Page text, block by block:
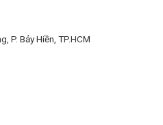
P. Bảy Hiền, TP.HCM